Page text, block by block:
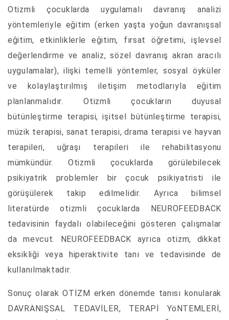
Otizmli çocuklarda uygulamalı davranış analizi
yöntemleriyle eğitim (erken yaşta yoğun davranışsal
eğitim, etkinliklerle eğitim, fırsat öğretimi, işlevsel
değerlendirme ve analiz, sözel davranış akran aracılı
uygulamalar), ilişki temelli yöntemler, sosyal öyküler
ve kolaylaştırılmış iletişim metodlarıyla eğitim
planlanmalıdır. Otizmli çocukların duyusal
bütünleştirme terapisi, işitsel bütünleştirme terapisi,
müzik terapisi, sanat terapisi, drama terapisi ve hayvan
terapileri, uğraşı terapileri ile rehabilitasyonu
mümkündür. Otizmli çocuklarda görülebilecek
psikiyatrik problemler bir çocuk psikiyatristi ile
görüşülerek takip edilmelidir. Ayrıca bilimsel
literatürde otizmli çocuklarda NEUROFEEDBACK
tedavisinin faydalı olabileceğini gösteren çalışmalar
da mevcut. NEUROFEEDBACK ayrıca otizm, dikkat
eksikliği veya hiperaktivite tanı ve tedavisinde de
kullanılmaktadır.
Sonuç olarak OTİZM erken dönemde tanısı konularak
DAVRANIŞSAL TEDAVİLER, TERAPİ YöNTEMLERİ,